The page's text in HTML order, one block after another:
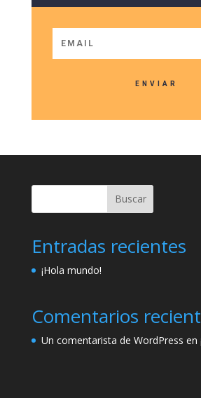
ENVIAR
Buscar
Entradas recientes
¡Hola mundo!
Comentarios
Un comentarista de WordPress en